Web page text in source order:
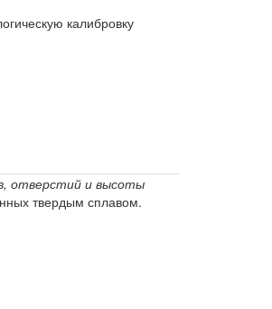
калибровку
отверстий и высоты
твердым сплавом.